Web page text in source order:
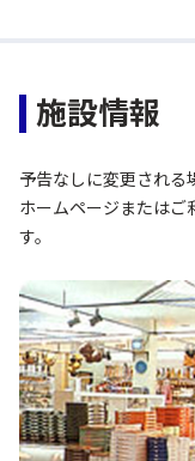
施設情報
予告なしに変更される
ホームページまたはご
す。